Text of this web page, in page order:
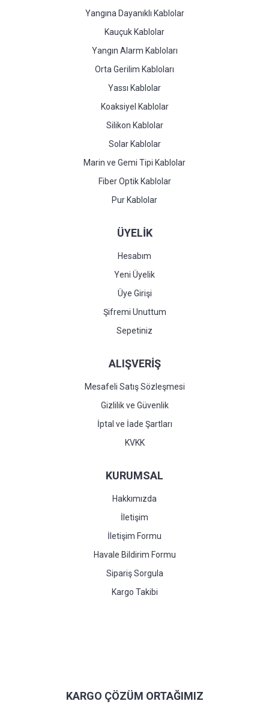
Yangına Dayanıklı Kablolar
Kauçuk Kablolar
Yangın Alarm Kabloları
Orta Gerilim Kabloları
Yassı Kablolar
Koaksiyel Kablolar
Silikon Kablolar
Solar Kablolar
Marin ve Gemi Tipi Kablolar
Fiber Optik Kablolar
Pur Kablolar
ÜYELİK
Hesabım
Yeni Üyelik
Üye Girişi
Şifremi Unuttum
Sepetiniz
ALIŞVERİŞ
Mesafeli Satış Sözleşmesi
Gizlilik ve Güvenlik
İptal ve İade Şartları
KVKK
KURUMSAL
Hakkımızda
İletişim
İletişim Formu
Havale Bildirim Formu
Sipariş Sorgula
Kargo Takibi
KARGO ÇÖZÜM ORTAĞIMIZ